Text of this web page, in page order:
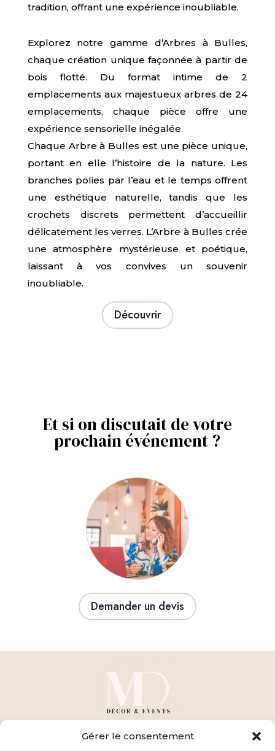
Gérer le consentement
tradition, offrant une expérience inoubliable.
Explorez notre gamme d’Arbres à Bulles,
chaque création unique façonnée à partir de
bois flotté. Du format intime de 2
emplacements aux majestueux arbres de 24
emplacements, chaque pièce offre une
expérience sensorielle inégalée.
Chaque Arbre à Bulles est une pièce unique,
portant en elle l’histoire de la nature. Les
branches polies par l’eau et le temps offrent
une esthétique naturelle, tandis que les
crochets discrets permettent d’accueillir
délicatement les verres. L’Arbre à Bulles crée
une atmosphère mystérieuse et poétique,
laissant à vos convives un souvenir
inoubliable.
Découvrir
Et si on discutait de votre
prochain événement ?
Demander un devis